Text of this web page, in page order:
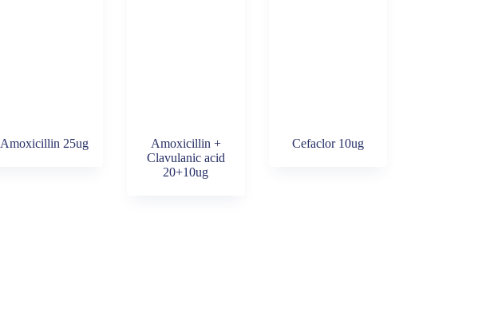
Amoxicillin 25ug
Amoxicillin +
Clavulanic acid
20+10ug
Cefaclor 10ug